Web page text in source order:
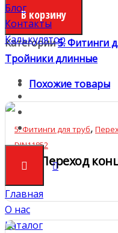
Блог
Контакты
Калькулятор
Главная
О нас
Каталог
DN100В корзину
Категории5. Фитинги
Тройники длинные
Похожие товары
5. Фитинги для труб,
DIN11852
Переход